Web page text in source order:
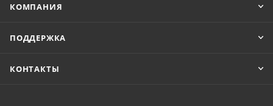
КОМПАНИЯ
ПОДДЕРЖКА
КОНТАКТЫ